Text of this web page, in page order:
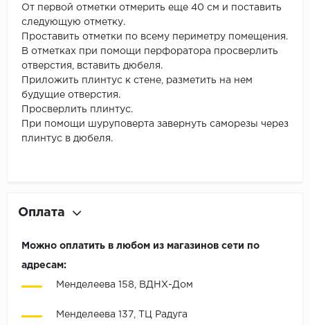
От первой отметки отмерить еще 40 см и поставить
следующую отметку.
Проставить отметки по всему периметру помещения.
В отметках при помощи перфоратора просверлить
отверстия, вставить дюбеля.
Приложить плинтус к стене, разметить на нем
будущие отверстия.
Просверлить плинтус.
При помощи шуруповерта завернуть саморезы через
плинтус в дюбеля.
Оплата
Можно оплатить в любом из магазинов сети по
адресам:
Менделеева 158, ВДНХ-Дом
Менделеева 137, ТЦ Радуга